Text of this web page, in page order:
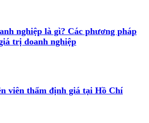
nghiệp là gì? Các phương pháp
trị doanh nghiệp
viên thẩm định giá tại Hồ Chí